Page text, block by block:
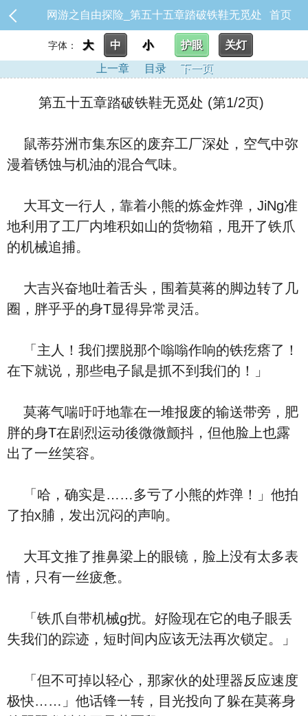
网游之自由探险_第五十五章踏破铁鞋无觅处 首页
字体： 大 中 小 护眼
关灯
上一章
目录 下一页
第五十五章踏破铁鞋无觅处 (第1/2页)
鼠蒂芬洲市集东区的废弃工厂深处，空气中弥
漫着锈蚀与机油的混合气味。
大耳文一行人，靠着小熊的炼金炸弹，JiNg准
地利用了工厂内堆积如山的货物箱，甩开了铁爪
的机械追捕。
大吉兴奋地吐着舌头，围着莫蒋的脚边转了几
圈，胖乎乎的身T显得异常灵活。
「主人！我们摆脱那个嗡嗡作响的铁疙瘩了！
在下就说，那些电子鼠是抓不到我们的！」
莫蒋气喘吁吁地靠在一堆报废的输送带旁，肥
胖的身T在剧烈运动後微微颤抖，但他脸上也露
出了一丝笑容。
「哈，确实是……多亏了小熊的炸弹！」他拍
了拍x脯，发出沉闷的声响。
大耳文推了推鼻梁上的眼镜，脸上没有太多表
情，只有一丝疲惫。
「铁爪自带机械g扰。好险现在它的电子眼丢
失我们的踪迹，短时间内应该无法再次锁定。」
「但不可掉以轻心，那家伙的处理器反应速度
极快……」他话锋一转，目光投向了躲在莫蒋身